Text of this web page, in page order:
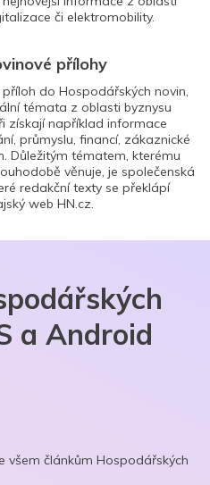
či elektromobility.
přílohy
do Hospodářských novin,
témata z oblasti byznysu
získají například informace
průmyslu, financí, zákaznické
Důležitým tématem, kterému
věnuje, je společenská
redakční texty se překlápí
web HN.cz.
a Android
všem článkům Hospodářských